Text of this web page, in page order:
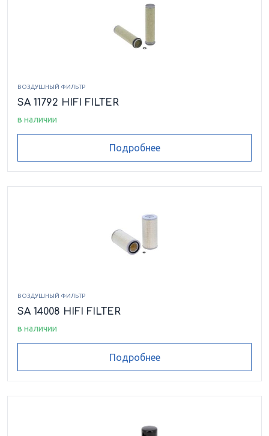
ВОЗДУШНЫЙ ФИЛЬТР
SA 11792 HIFI FILTER
в наличии
Подробнее
ВОЗДУШНЫЙ ФИЛЬТР
SA 14008 HIFI FILTER
в наличии
Подробнее